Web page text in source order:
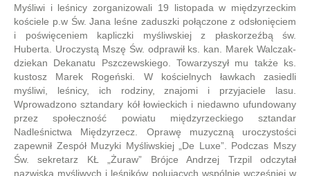
Myśliwi i leśnicy zorganizowali 19 listopada w międzyrzeckim
kościele p.w Św. Jana leśne zaduszki połączone z odsłonięciem
i poświęceniem kapliczki myśliwskiej z płaskorzeźbą św.
Huberta. Uroczystą Mszę Św. odprawił ks. kan. Marek Walczak-
dziekan Dekanatu Pszczewskiego. Towarzyszył mu także ks.
kustosz Marek Rogeński. W kościelnych ławkach zasiedli
myśliwi, leśnicy, ich rodziny, znajomi i przyjaciele lasu.
Wprowadzono sztandary kół łowieckich i niedawno ufundowany
przez społeczność powiatu międzyrzeckiego sztandar
Nadleśnictwa Międzyrzecz. Oprawę muzyczną uroczystości
zapewnił Zespół Muzyki Myśliwskiej „De Luxe”. Podczas Mszy
Św. sekretarz KŁ „Żuraw” Brójce Andrzej Trzpil odczytał
nazwiska myśliwych i leśników polujących wspólnie wcześniej w